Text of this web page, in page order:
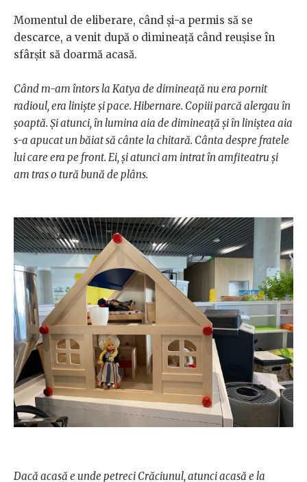
Momentul de eliberare, când și-a permis să se
descarce, a venit după o dimineață când reușise în
sfârșit să doarmă acasă.
Când m-am întors la Katya de dimineață nu era pornit
radioul, era liniște și pace. Hibernare. Copiii parcă alergau în
șoaptă. Și atunci, în lumina aia de dimineață și în liniștea aia
s-a apucat un băiat să cânte la chitară. Cânta despre fratele
lui care era pe front. Ei, și atunci am intrat în amfiteatru și
am tras o tură bună de plâns.
Dacă acasă e unde petreci Crăciunul, atunci acasă e la